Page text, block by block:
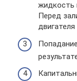
жидкость
Перед